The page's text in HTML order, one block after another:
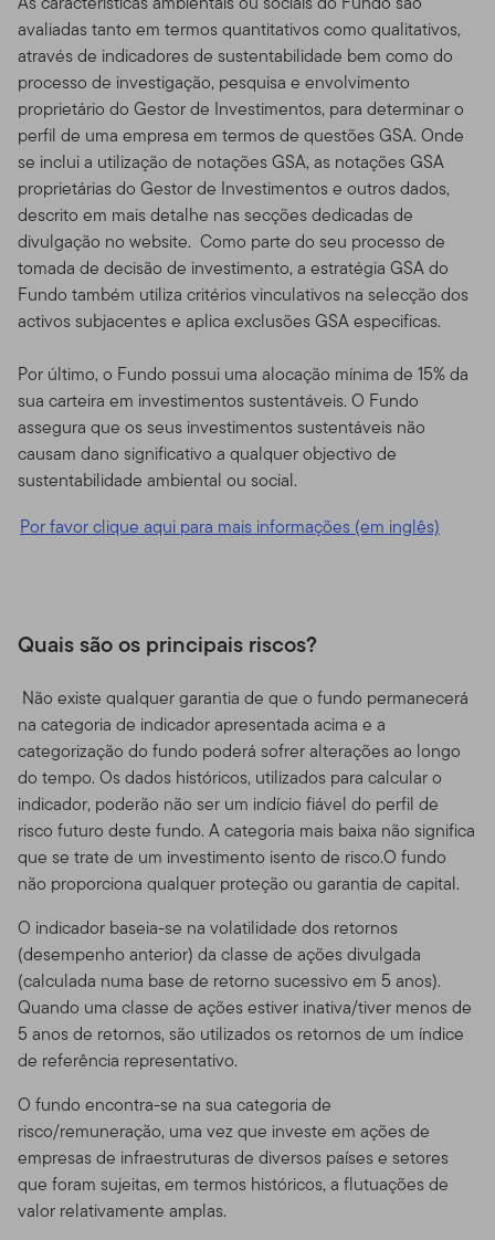
avaliadas tanto em termos quantitativos como qualitativos,
através de indicadores de sustentabilidade bem como do
processo de investigação, pesquisa e envolvimento
proprietário do Gestor de Investimentos, para determinar o
perfil de uma empresa em termos de questões GSA. Onde
se inclui a utilização de notações GSA, as notações GSA
proprietárias do Gestor de Investimentos e outros dados,
descrito em mais detalhe nas secções dedicadas de
divulgação no website. Como parte do seu processo de
tomada de decisão de investimento, a estratégia GSA do
Fundo também utiliza critérios vinculativos na selecção dos
activos subjacentes e aplica exclusões GSA especificas.
Por último, o Fundo possui uma alocação mínima de 15% da
sua carteira em investimentos sustentáveis. O Fundo
assegura que os seus investimentos sustentáveis não
causam dano significativo a qualquer objectivo de
sustentabilidade ambiental ou social.
Por favor clique aqui para mais informações (em inglês)
Quais são os principais riscos?
Não existe qualquer garantia de que o fundo permanecerá
na categoria de indicador apresentada acima e a
categorização do fundo poderá sofrer alterações ao longo
do tempo. Os dados históricos, utilizados para calcular o
indicador, poderão não ser um indício fiável do perfil de
risco futuro deste fundo. A categoria mais baixa não significa
que se trate de um investimento isento de risco.O fundo
não proporciona qualquer proteção ou garantia de capital.
O indicador baseia-se na volatilidade dos retornos
(desempenho anterior) da classe de ações divulgada
(calculada numa base de retorno sucessivo em 5 anos).
Quando uma classe de ações estiver inativa/tiver menos de
5 anos de retornos, são utilizados os retornos de um índice
de referência representativo.
O fundo encontra-se na sua categoria de
risco/remuneração, uma vez que investe em ações de
empresas de infraestruturas de diversos países e setores
que foram sujeitas, em termos históricos, a flutuações de
valor relativamente amplas.